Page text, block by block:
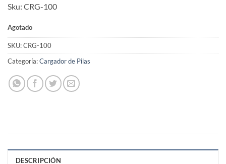
$399.00.
Sku: CRG-100
Agotado
SKU:CRG-100
Categoría:Cargador de Pilas
DESCRIPCIÓN